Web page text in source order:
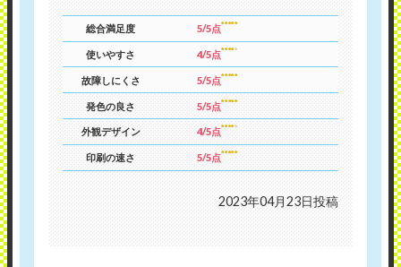
総合満足度 5/5点
使いやすさ 4/5点
故障しにくさ 5/5点
発色の良さ 5/5点
外観デザイン 4/5点
印刷の速さ 5/5点
2023年04月23日投稿